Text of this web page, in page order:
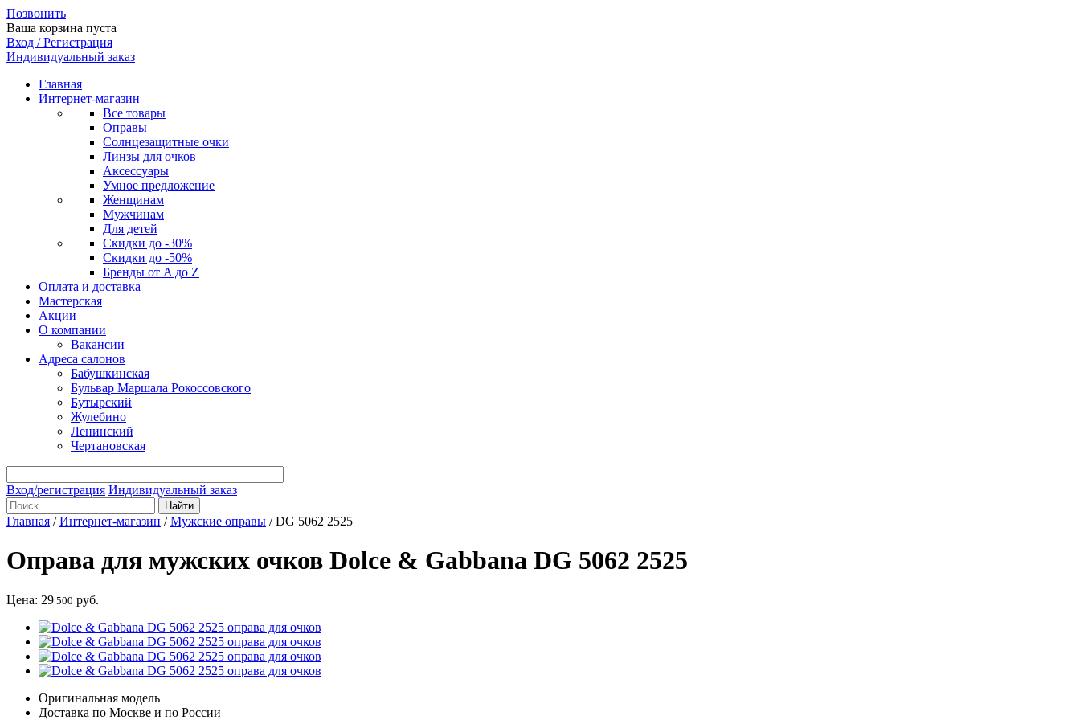
Позвонить
Ваша корзина пуста
Вход / Регистрация
Индивидуальный заказ
Главная
Интернет-магазин
Все товары
Оправы
Солнцезащитные очки
Линзы для очков
Аксессуары
Умное предложение
Женщинам
Мужчинам
Для детей
Скидки до -30%
Скидки до -50%
Бренды от A до Z
Оплата и доставка
Мастерская
Акции
О компании
Вакансии
Адреса салонов
Бабушкинская
Бульвар Маршала Рокоссовского
Бутырский
Жулебино
Ленинский
Чертановская
Вход/регистрация Индивидуальный заказ
Главная /Интернет-магазин /Мужские оправы /DG 5062 2525
Оправа для мужских очков Dolce & Gabbana DG 5062 2525
Цена: 29 500 руб.
Оригинальная модель
Доставка по Москве и по России